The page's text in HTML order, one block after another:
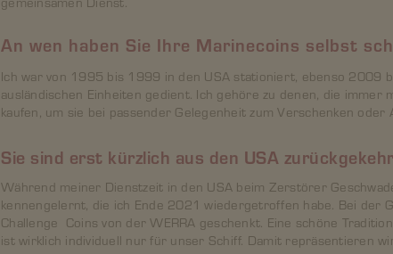
An wen haben Sie Ihre Marinecoins selbst
Ich war von 1995 bis 1999 in den USA stationiert, ebenso 2009
ausländischen Einheiten gedient. Ich gehöre zu denen, die immer
kaufen, um sie bei passender Gelegenheit zum Verschenken oder
Sie sind erst kürzlich aus den USA
Während meiner Dienstzeit in den USA beim Zerstörer
kennengelernt, die ich Ende 2021 wiedergetroffen habe. Bei der
Challenge Coins von der WERRA geschenkt. Eine schöne
ist wirklich individuell nur für unser Schiff. Damit repräsentieren